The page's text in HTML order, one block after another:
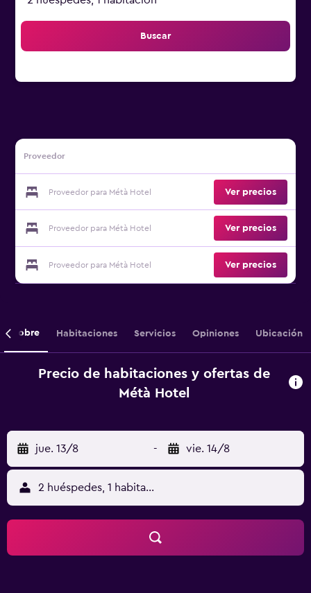
Buscar
Proveedor
Proveedor para Métà Hotel Ver precios
Proveedor para Métà Hotel Ver precios
Proveedor para Métà Hotel Ver precios
Sobre Habitaciones Servicios Opiniones Ubicación
Precio de habitaciones y ofertas de
Métà Hotel
jue. 13/8 - vie. 14/8
2 huéspedes, 1 habitación